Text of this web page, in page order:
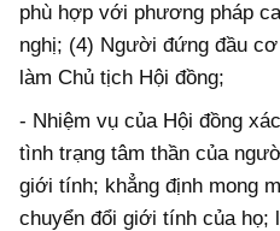
phù hợp với phương pháp
nghị; (4) Người đứng đầu
làm Chủ tịch Hội đồng;
- Nhiệm vụ của Hội đồng
tình trạng tâm thần của
giới tính; khẳng định mong
chuyển đổi giới tính của họ;